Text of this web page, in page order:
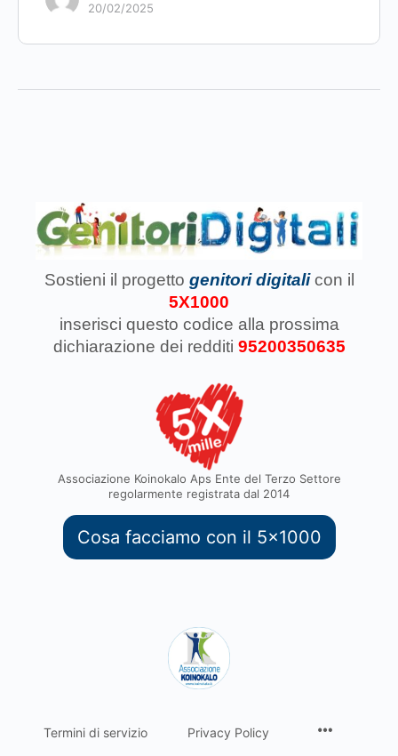
20/02/2025
Sostieni il progetto genitori digitali con il
5X1000
inserisci questo codice alla prossima
dichiarazione dei redditi 95200350635
Associazione Koinokalo Aps Ente del Terzo Settore
regolarmente registrata dal 2014
Cosa facciamo con il 5x1000
Termini di servizio Privacy Policy